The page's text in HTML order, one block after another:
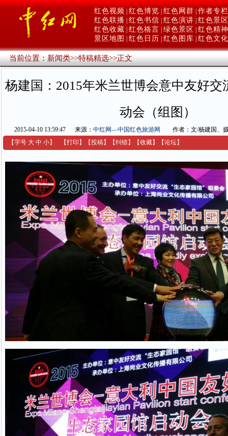
红色视频 红色博览 红色网群 作者专栏
红色联播 红色书信 红色演讲 红色景区
红色收藏 红色格言 绿色景区
红色精神
景区地图
红色日历 红色图库 红色文化
当前位置：新闻类>>特稿精选>>正文
杨建国：2015年米兰世博会意中友好交
动会（组图）
2015-04-10 13:59:47 来源： 中红网—中国红色旅游网
作者：文/杨建国、
【字号 大 中 小】 【打印 】 【投稿】 【纠错】 【收藏】 【论坛】